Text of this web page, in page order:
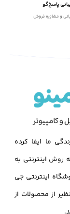
پاسخ‌گو
و مشاوره فروش
ما ایفا کرده
اینترنتی به
اینترنتی جی
از محصولات از